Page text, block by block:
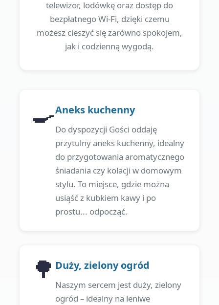
telewizor, lodówkę oraz dostęp do
bezpłatnego Wi-Fi, dzięki czemu
możesz cieszyć się zarówno spokojem,
jak i codzienną wygodą.
🍳Aneks kuchenny
Do dyspozycji Gości oddaję
przytulny aneks kuchenny, idealny
do przygotowania aromatycznego
śniadania czy kolacji w domowym
stylu. To miejsce, gdzie można
usiąść z kubkiem kawy i po
prostu... odpocząć.
🌳 Duży, zielony ogród
Naszym sercem jest duży, zielony
ogród – idealny na leniwe